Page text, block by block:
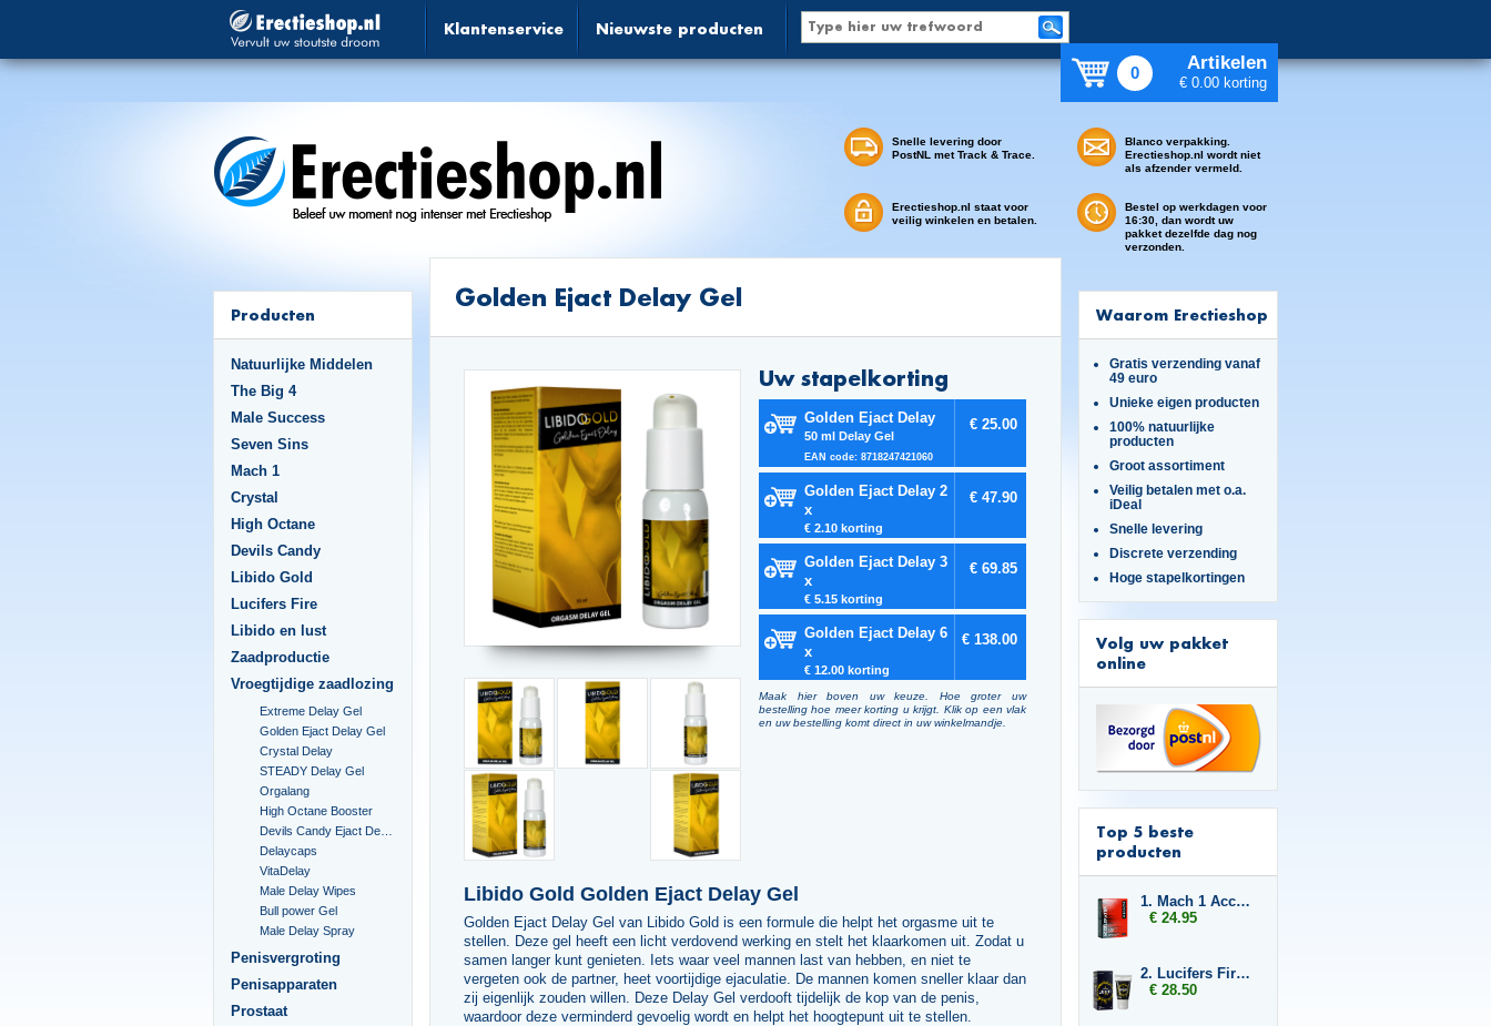
Klantenservice Nieuwste producten
0 Artikelen
€ 0.00 korting
Snelle levering door
PostNL met Track & Trace.
Erectieshop.nl staat voor
veilig winkelen en betalen.
Blanco verpakking.
Erectieshop.nl wordt niet
als afzender vermeld.
Bestel op werkdagen voor
16:30, dan wordt uw
pakket dezelfde dag nog
verzonden.
Producten
Natuurlijke Middelen
The Big 4
Male Success
Seven Sins
Mach 1
Crystal
High Octane
Devils Candy
Libido Gold
Lucifers Fire
Libido en lust
Zaadproductie
Vroegtijdige zaadlozing
Extreme Delay Gel
Golden Ejact Delay Gel
Crystal Delay
STEADY Delay Gel
Orgalang
High Octane Booster
Delaycaps
VitaDelay
Male Delay Wipes
Bull power Gel
Male Delay Spray
Penisvergroting
Penisapparaten
Prostaat
Golden Ejact Delay Gel
Uw stapelkorting
Golden Ejact Delay
50 ml Delay Gel
EAN code: 8718247421060
€ 25.00
Golden Ejact Delay 2
x
€ 2.10 korting
€ 47.90
Golden Ejact Delay 3
x
€ 5.15 korting
€ 69.85
Golden Ejact Delay 6
x
€ 12.00 korting
€ 138.00
Maak hier boven uw keuze. Hoe groter uw
bestelling hoe meer korting u krijgt. Klik op een vlak
en uw bestelling komt direct in uw winkelmandje.
Libido Gold Golden Ejact Delay Gel
Golden Ejact Delay Gel van Libido Gold is een formule die helpt het orgasme uit te
stellen. Deze gel heeft een licht verdovend werking en stelt het klaarkomen uit. Zodat u
samen langer kunt genieten. Iets waar veel mannen last van hebben, en niet te
vergeten ook de partner, heet voortijdige ejaculatie. De mannen komen sneller klaar dan
zij eigenlijk zouden willen. Deze Delay Gel verdooft tijdelijk de kop van de penis,
waardoor deze verminderd gevoelig wordt en helpt het hoogtepunt uit te stellen.
Waarom Erectieshop
Gratis verzending vanaf
49 euro
Unieke eigen producten
100% natuurlijke
producten
Groot assortiment
Veilig betalen met o.a.
iDeal
Snelle levering
Discrete verzending
Hoge stapelkortingen
Volg uw pakket
online
Top 5 beste
producten
1. Mach 1 Accelerator
€ 24.95
2. Lucifers Fire Pussy Tightening Gel
€ 28.50